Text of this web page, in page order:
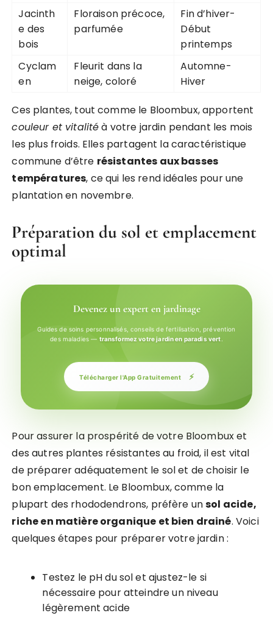
Jacinth
e des
bois
Floraison précoce,
parfumée
Fin d’hiver-
Début
printemps
Cyclam
en
Fleurit dans la
neige, coloré
Automne-
Hiver
Ces plantes, tout comme le Bloombux, apportent
couleur et vitalitéà votre jardin pendant les mois
les plus froids. Elles partagent la caractéristique
commune d’être résistantes aux basses
températures, ce qui les rend idéales pour une
plantation en novembre.
Préparation du sol et emplacement
optimal
Devenez un expert en jardinage
Guides de soins personnalisés, conseils de fertilisation, prévention
des maladies — transformez votre jardin en paradis vert
Télécharger l'App Gratuitement ⚡
Pour assurer la prospérité de votre Bloombux et
des autres plantes résistantes au froid, il est vital
de préparer adéquatement le sol et de choisir le
bon emplacement. Le Bloombux, comme la
plupart des rhododendrons, préfère unsol acide,
riche en matière organique et bien drainé. Voici
quelques étapes pour préparer votre jardin :
Testez le pH du sol et ajustez-le si
nécessaire pour atteindre un niveau
légèrement acide